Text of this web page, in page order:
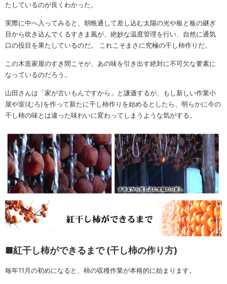
たしているのが良くわかった。
実際に中へ入ってみると、朝晩通して差し込む太陽の光や板と板の継ぎ
目から吹き込んでくるすきま風が、絶妙な温度管理を行い、自然に通気
口の役目を果たしているのだ。 これこそまさに究極の干し柿作りだ。
この木造家屋のすき間こそが、あの味を引き出す絶対に不可欠な要素に
なっているのだろう。
山田さんは「家が古いもんですから」と謙遜するが、もし新しい作業小
屋や室(むろ)を作って新たに干し柿作りを始めるとしたら、明らかに今の
干し柿の味とは違った味わいに変わってしまうような気がする。
■紅干し柿ができるまで (干し柿の作り方)
毎年11月の初めになると、柿の収穫作業が本格的に始まります。